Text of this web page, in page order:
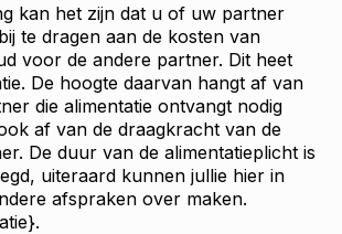
kan het zijn dat u of uw partner
te dragen aan de kosten van
voor de andere partner. Dit heet
De hoogte daarvan hangt af van
die alimentatie ontvangt nodig
af van de draagkracht van de
De duur van de alimentatieplicht is
uiteraard kunnen jullie hier in
afspraken over maken.